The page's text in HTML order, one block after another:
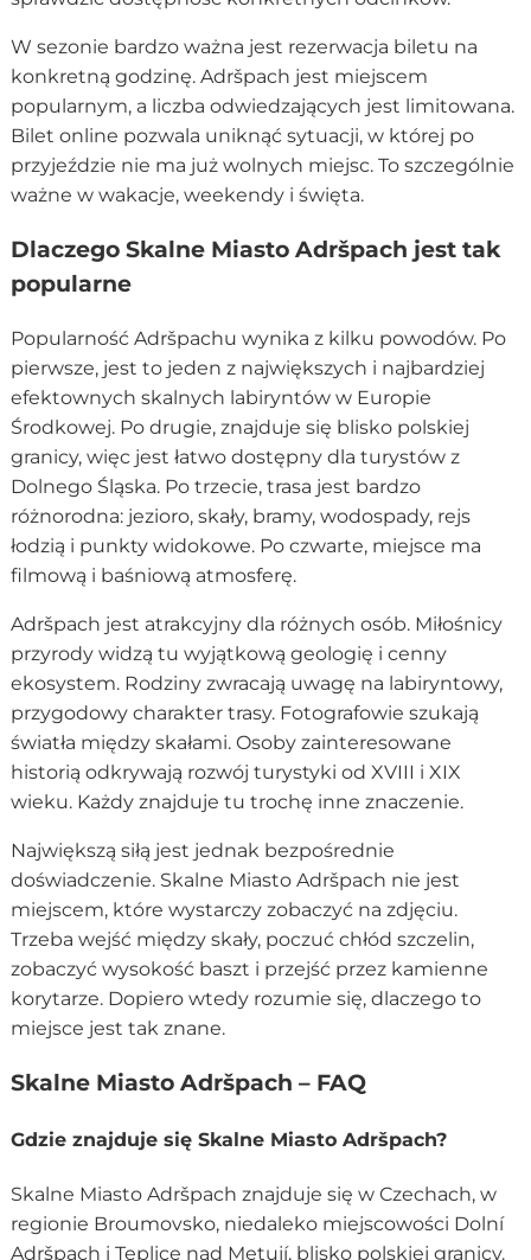
W sezonie bardzo ważna jest rezerwacja biletu na
konkretną godzinę. Adršpach jest miejscem
popularnym, a liczba odwiedzających jest limitowana.
Bilet online pozwala uniknąć sytuacji, w której po
przyjeździe nie ma już wolnych miejsc. To szczególnie
ważne w wakacje, weekendy i święta.
Dlaczego Skalne Miasto Adršpach jest tak
popularne
Popularność Adršpachu wynika z kilku powodów. Po
pierwsze, jest to jeden z największych i najbardziej
efektownych skalnych labiryntów w Europie
Środkowej. Po drugie, znajduje się blisko polskiej
granicy, więc jest łatwo dostępny dla turystów z
Dolnego Śląska. Po trzecie, trasa jest bardzo
różnorodna: jezioro, skały, bramy, wodospady, rejs
łodzią i punkty widokowe. Po czwarte, miejsce ma
filmową i baśniową atmosferę.
Adršpach jest atrakcyjny dla różnych osób. Miłośnicy
przyrody widzą tu wyjątkową geologię i cenny
ekosystem. Rodziny zwracają uwagę na labiryntowy,
przygodowy charakter trasy. Fotografowie szukają
światła między skałami. Osoby zainteresowane
historią odkrywają rozwój turystyki od XVIII i XIX
wieku. Każdy znajduje tu trochę inne znaczenie.
Największą siłą jest jednak bezpośrednie
doświadczenie. Skalne Miasto Adršpach nie jest
miejscem, które wystarczy zobaczyć na zdjęciu.
Trzeba wejść między skały, poczuć chłód szczelin,
zobaczyć wysokość baszt i przejść przez kamienne
korytarze. Dopiero wtedy rozumie się, dlaczego to
miejsce jest tak znane.
Skalne Miasto Adršpach – FAQ
Gdzie znajduje się Skalne Miasto Adršpach?
Skalne Miasto Adršpach znajduje się w Czechach, w
regionie Broumovsko, niedaleko miejscowości Dolní
Adršpach i Teplice nad Metují, blisko polskiej granicy.